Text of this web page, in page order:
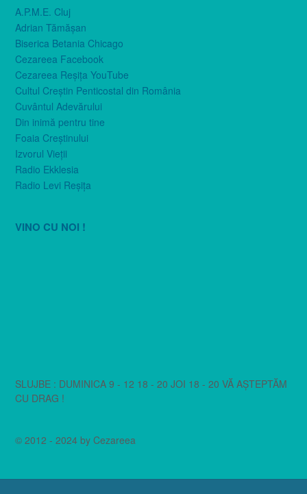
A.P.M.E. Cluj
Adrian Tămăşan
Biserica Betania Chicago
Cezareea Facebook
Cezareea Reşiţa YouTube
Cultul Creştin Penticostal din România
Cuvântul Adevărului
Din inimă pentru tine
Foaia Creştinului
Izvorul Vieţii
Radio Ekklesia
Radio Levi Reşiţa
VINO CU NOI !
SLUJBE : DUMINICA 9 - 12 18 - 20 JOI 18 - 20 VĂ AȘTEPTĂM
CU DRAG !
© 2012 - 2024 by Cezareea